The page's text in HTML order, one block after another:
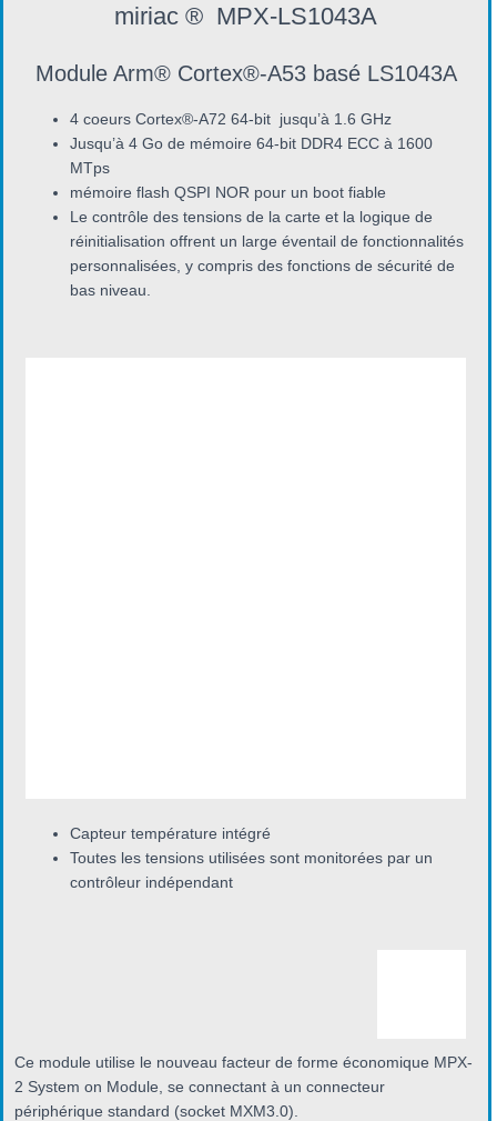
miriac ® MPX-LS1043A
Module Arm® Cortex®-A53 basé LS1043A
4 coeurs Cortex®-A72 64-bit jusqu’à 1.6 GHz
Jusqu’à 4 Go de mémoire 64-bit DDR4 ECC à 1600
MTps
mémoire flash QSPI NOR pour un boot fiable
Le contrôle des tensions de la carte et la logique de
réinitialisation offrent un large éventail de fonctionnalités
personnalisées, y compris des fonctions de sécurité de
bas niveau.
Capteur température intégré
Toutes les tensions utilisées sont monitorées par un
contrôleur indépendant
Ce module utilise le nouveau facteur de forme économique MPX-
2 System on Module, se connectant à un connecteur
périphérique standard (socket MXM3.0).